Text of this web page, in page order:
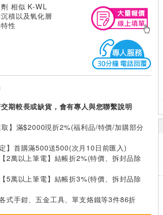
相似 K-WL
積以及氧化層
性
期較長或缺貨，會有專人與您聯繫說明
取】滿$2000現折2%(福利品/特價/加購部分
定】首購滿500送500(次月10日前匯入)
2萬以上筆電】結帳折2%(特價、拆封品除
5萬以上筆電】結帳折3%(特價、拆封品除
各式手鉗、五金工具、單支烙鐵等3件86折